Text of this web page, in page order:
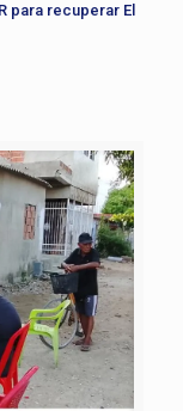
para recuperar El